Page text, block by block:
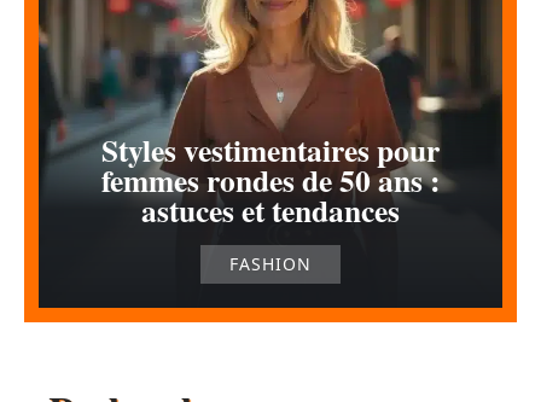
Styles vestimentaires pour
femmes rondes de 50 ans :
astuces et tendances
FASHION